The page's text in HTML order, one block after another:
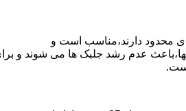
محدود دارند،مناسب است و
عدم رشد جلبک ها می شوند